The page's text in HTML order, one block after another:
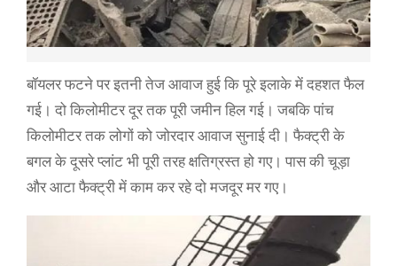
बॉयलर फटने पर इतनी तेज आवाज हुई कि पूरे इलाके में दहशत फैल
गई। दो किलोमीटर दूर तक पूरी जमीन हिल गई। जबकि पांच
किलोमीटर तक लोगों को जोरदार आवाज सुनाई दी। फैक्ट्री के
बगल के दूसरे प्लांट भी पूरी तरह क्षतिग्रस्त हो गए। पास की चूड़ा
और आटा फैक्ट्री में काम कर रहे दो मजदूर मर गए।